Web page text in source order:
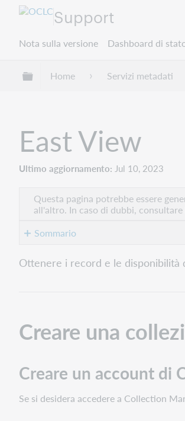
Support
Nota sulla versione Dashboard di
Espandi/comprimi la
Home Servizi metadati
East View
Ultimo aggiornamento Jul 10, 2023
Questa pagina potrebbe essere
all'altro. In caso di dubbi,
Sommario
una
catalogazione
account
di
Collection
Ottenere i record e le
Creare una
Creare un account di
Se si desidera accedere a Collection